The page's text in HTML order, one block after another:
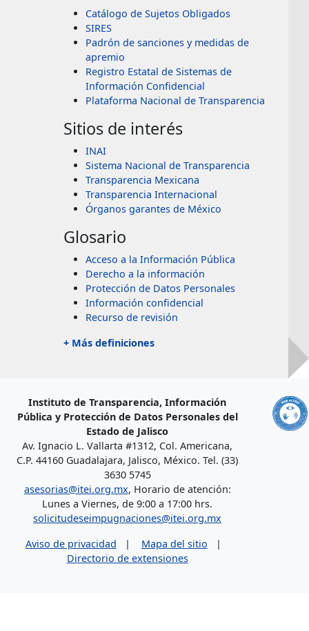
Catálogo de Sujetos Obligados
SIRES
Padrón de sanciones y medidas de
apremio
Registro Estatal de Sistemas de
Información Confidencial
Plataforma Nacional de Transparencia
Sitios de interés
INAI
Sistema Nacional de Transparencia
Transparencia Mexicana
Transparencia Internacional
Órganos garantes de México
Glosario
Acceso a la Información Pública
Derecho a la información
Protección de Datos Personales
Información confidencial
Recurso de revisión
+ Más definiciones
Instituto de Transparencia, Información
Pública y Protección de Datos Personales del
Estado de Jalisco
Av. Ignacio L. Vallarta #1312, Col. Americana,
C.P. 44160 Guadalajara, Jalisco, México. Tel. (33)
3630 5745
asesorias@itei.org.mx, Horario de atención:
Lunes a Viernes, de 9:00 a 17:00 hrs.
solicitudeseimpugnaciones@itei.org.mx
Aviso de privacidad | Mapa del sitio |
Directorio de extensiones